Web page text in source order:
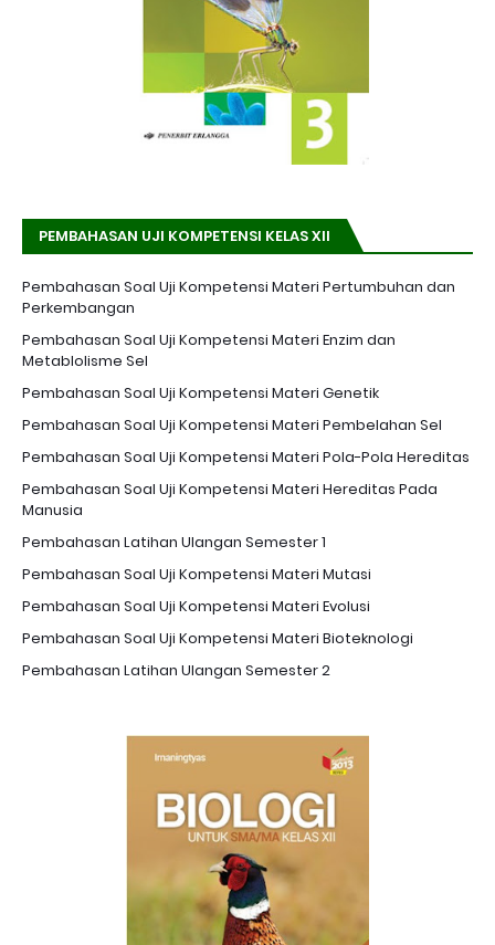
PEMBAHASAN UJI KOMPETENSI KELAS XII
Pembahasan Soal Uji Kompetensi Materi Pertumbuhan dan
Perkembangan
Pembahasan Soal Uji Kompetensi Materi Enzim dan
Metablolisme Sel
Pembahasan Soal Uji Kompetensi Materi Genetik
Pembahasan Soal Uji Kompetensi Materi Pembelahan Sel
Pembahasan Soal Uji Kompetensi Materi Pola-Pola Hereditas
Pembahasan Soal Uji Kompetensi Materi Hereditas Pada
Manusia
Pembahasan Latihan Ulangan Semester 1
Pembahasan Soal Uji Kompetensi Materi Mutasi
Pembahasan Soal Uji Kompetensi Materi Evolusi
Pembahasan Soal Uji Kompetensi Materi Bioteknologi
Pembahasan Latihan Ulangan Semester 2